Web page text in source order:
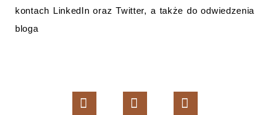
kontach LinkedIn oraz Twitter, a także do odwiedzenia
bloga